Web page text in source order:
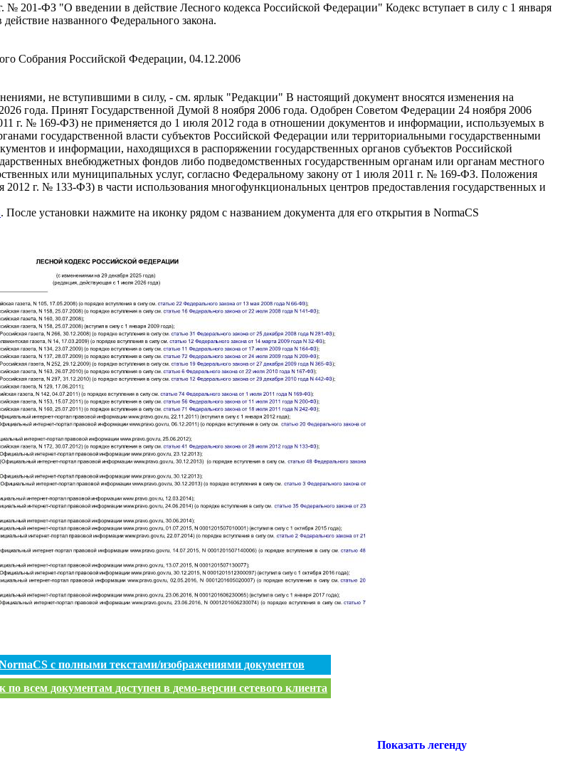
№ 201-ФЗ "О введении в действие Лесного кодекса Российской Федерации" Кодекс вступает в силу с 1 января
названного Федерального закона.
Собрания Российской Федерации, 04.12.2006
не вступившими в силу, - см. ярлык "Редакции" В настоящий документ вносятся изменения на
года. Принят Государственной Думой 8 ноября 2006 года. Одобрен Советом Федерации 24 ноября 2006
г. № 169-ФЗ) не применяется до 1 июля 2012 года в отношении документов и информации, используемых в
государственной власти субъектов Российской Федерации или территориальными государственными
и информации, находящихся в распоряжении государственных органов субъектов Российской
внебюджетных фондов либо подведомственных государственным органам или органам местного
или муниципальных услуг, согласно Федеральному закону от 1 июля 2011 г. № 169-ФЗ. Положения
2012 г. № 133-ФЗ) в части использования многофункциональных центров предоставления государственных и
. После установки нажмите на иконку рядом с названием документа для его открытия в NormaCS
NormaCS с полными текстами/изображениями документов
всем документам доступен в демо-версии сетевого клиента
Показать легенду